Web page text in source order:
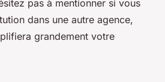
pas à mentionner si vous
dans une autre agence,
grandement votre